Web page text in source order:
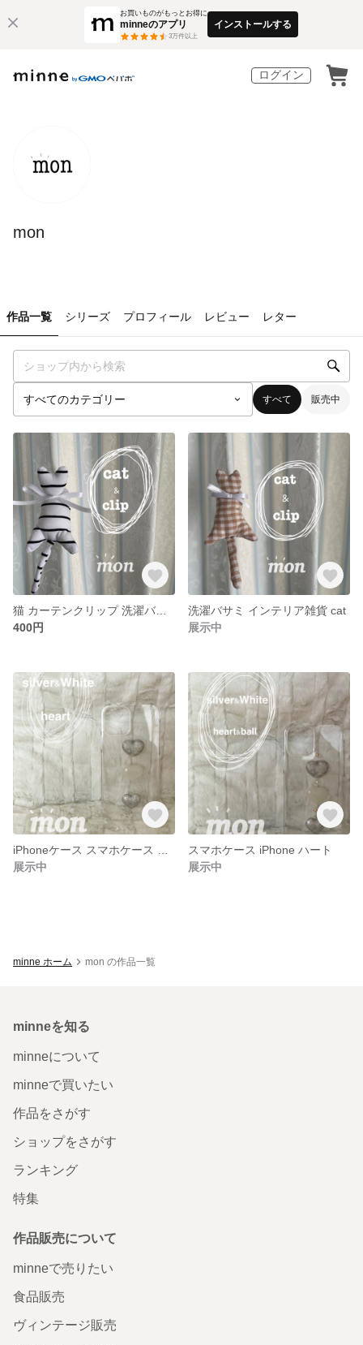
お買いものがもっとお得に
minneのアプリ
3万件以上
インストールする
ログイン
mon
作品一覧 シリーズ プロフィール レビュー レター
すべて 販売中
猫 カーテンクリップ 洗濯バサミ 猫雑貨
400円
洗濯バサミ インテリア雑貨 cat
展示中
展示中
スマホケース iPhone ハート
展示中
minne ホーム mon の作品一覧
minneを知る
minneについて
minneで買いたい
作品をさがす
ショップをさがす
ランキング
特集
作品販売について
minneで売りたい
食品販売
ヴィンテージ販売